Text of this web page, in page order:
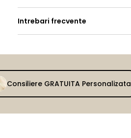
Intrebari frecvente
Consiliere GRATUITA Personalizata